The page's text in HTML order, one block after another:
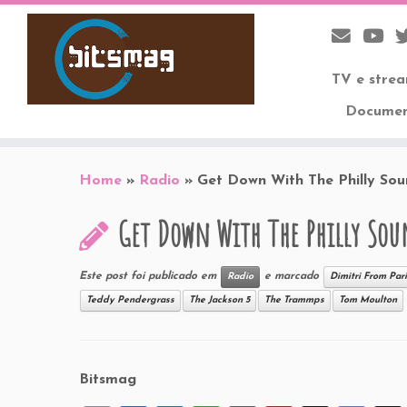
TV e
Home » Radio » Get Down With The Philly
Get Down With The Philly
Este post foi publicado em Radio e marcado Dimitri From
Teddy Pendergrass The Jackson 5 The Trammps Tom Moulton
Bitsmag